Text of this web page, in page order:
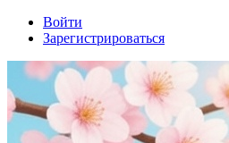
Войти
Зарегистрироваться